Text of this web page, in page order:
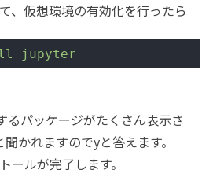
、仮想環境の有効化を行ったら
jupyter
パッケージがたくさん表示さ
かれますのでyと答えます。
ールが完了します。